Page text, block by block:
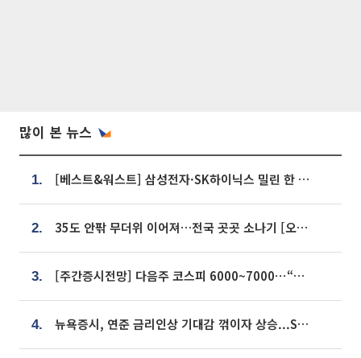
많이 본 뉴스
1. [베스트&워스트] 삼성전자·SK하이닉스 밀린 한 주…상상인증권은 85% 급등
2. 35도 안팎 무더위 이어져…전국 곳곳 소나기 [오늘 날씨]
3. [주간증시전망] 다음주 코스피 6000~7000⋯“外人 수급은 정책이 변수”
4. 뉴욕증시, 연준 금리인상 기대감 꺾이자 상승...S&P500 사상 최고치 [종합]